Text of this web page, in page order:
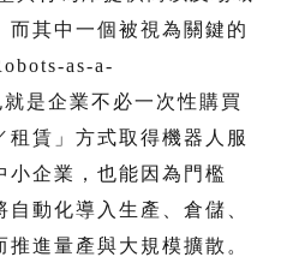
其中一個被視為關鍵的
as-a-
是企業不必一次性購買
賃」方式取得機器人服
小企業，也能因為門檻
動化導入生產、倉儲、
進量產與大規模擴散。